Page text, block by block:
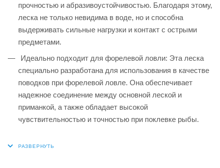
прочностью и абразивоустойчивостью. Благодаря этому,
леска не только невидима в воде, но и способна
выдерживать сильные нагрузки и контакт с острыми
предметами.
Идеально подходит для форелевой ловли: Эта леска
специально разработана для использования в качестве
поводков при форелевой ловле. Она обеспечивает
надежное соединение между основной леской и
приманкой, а также обладает высокой
чувствительностью и точностью при поклевке рыбы.